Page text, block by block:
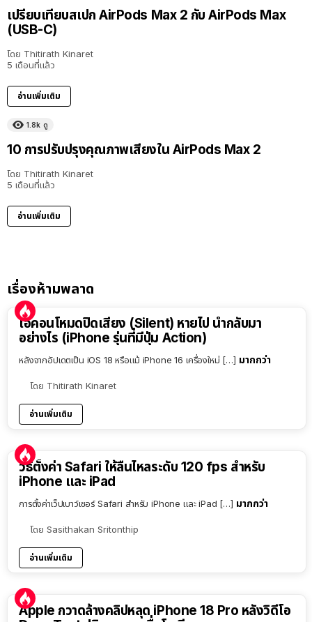
เปรียบเทียบสเปก AirPods Max 2 กับ AirPods Max
(USB-C)
โดย Thitirath Kinaret
5 เดือนที่แล้ว
อ่านเพิ่มเติม
1.8k ดู
10 การปรับปรุงคุณภาพเสียงใน AirPods Max 2
โดย Thitirath Kinaret
5 เดือนที่แล้ว
อ่านเพิ่มเติม
เรื่องห้ามพลาด
ไอคอนโหมดปิดเสียง (Silent) หายไป นำกลับมา
อย่างไร (iPhone รุ่นที่มีปุ่ม Action)
หลังจากอัปเดตเป็น iOS 18 หรือแม้ iPhone 16 เครื่องใหม่ […] มากกว่า
โดย Thitirath Kinaret
อ่านเพิ่มเติม
วิธีตั้งค่า Safari ให้ลื่นไหลระดับ 120 fps สำหรับ
iPhone และ iPad
การตั้งค่าเว็ปเบาว์เซอร์ Safari สำหรับ iPhone และ iPad […] มากกว่า
โดย Sasithakan Sritonthip
อ่านเพิ่มเติม
Apple กวาดล้างคลิปหลุด iPhone 18 Pro หลังวิดีโอ